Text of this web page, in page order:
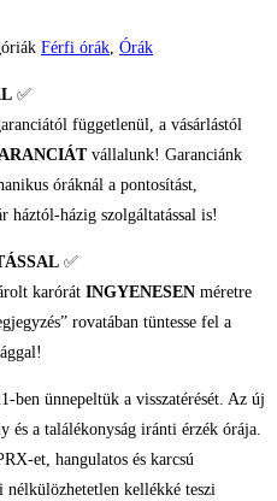
Férfi órák, Órák
✅
függetlenül, a vásárlástól
vállalunk! Garanciánk
óráknál a pontosítást,
háztól-házig szolgáltatással is!
✅
karórát INGYENESEN méretre
rovatában tüntesse fel a
ben ünnepeltük a visszatérését. Az új
és a találékonyság iránti érzék órája.
et, hangulatos és karcsú
kellékké teszi